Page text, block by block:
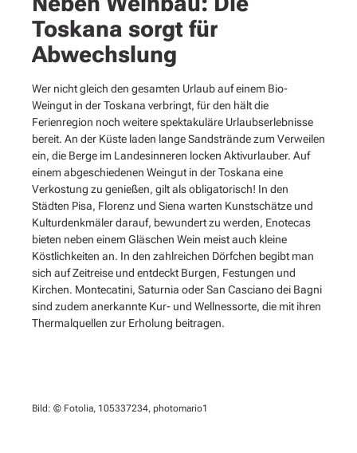
Toskana sorgt für
Abwechslung
Wer nicht gleich den gesamten Urlaub auf einem Bio-
Weingut in der Toskana verbringt, für den hält die
Ferienregion noch weitere spektakuläre Urlaubserlebnisse
bereit. An der Küste laden lange Sandstrände zum Verweilen
ein, die Berge im Landesinneren locken Aktivurlauber. Auf
einem abgeschiedenen Weingut in der Toskana eine
Verkostung zu genießen, gilt als obligatorisch! In den
Städten Pisa, Florenz und Siena warten Kunstschätze und
Kulturdenkmäler darauf, bewundert zu werden, Enotecas
bieten neben einem Gläschen Wein meist auch kleine
Köstlichkeiten an. In den zahlreichen Dörfchen begibt man
sich auf Zeitreise und entdeckt Burgen, Festungen und
Kirchen. Montecatini, Saturnia oder San Casciano dei Bagni
sind zudem anerkannte Kur- und Wellnessorte, die mit ihren
Thermalquellen zur Erholung beitragen.
Bild: © Fotolia, 105337234, photomario1